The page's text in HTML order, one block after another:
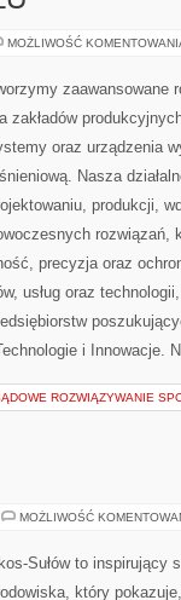
MOŻLIWOŚĆ
zaawansowane
zakładów
oraz urządzenia
Nasza
produkcji,
rozwiązań,
precyzja oraz
usług oraz
i Innowacje.
ROZWIĄZYWANIE
MOŻLIWOŚĆ
Sułów to inspirujący
który